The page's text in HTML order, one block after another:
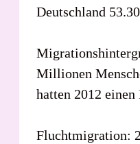
Deutschland
Millionen
hatten 2012
Fluchtmigration: